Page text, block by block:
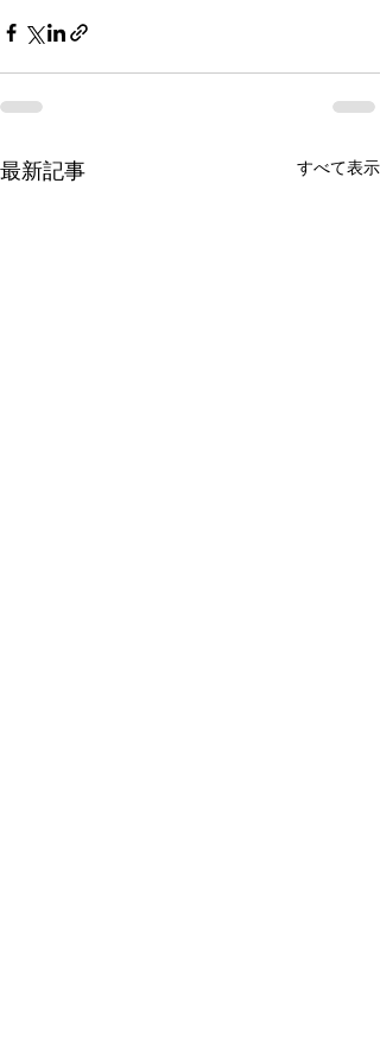
最新記事 すべて表示